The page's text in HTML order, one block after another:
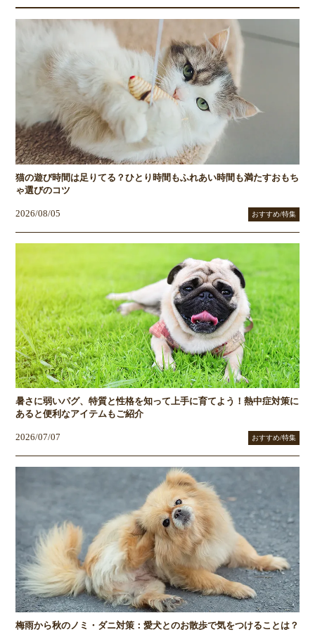
猫の遊び時間は足りてる？ひとり時間もふれあい時間も満たすおもち
ゃ選びのコツ
2026/08/05 おすすめ/特集
暑さに弱いパグ、特質と性格を知って上手に育てよう！熱中症対策に
あると便利なアイテムもご紹介
2026/07/07 おすすめ/特集
梅雨から秋のノミ・ダニ対策：愛犬とのお散歩で気をつけることは？